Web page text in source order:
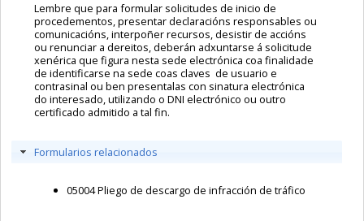
Lembre que para formular solicitudes de inicio de
procedementos, presentar declaracións responsables ou
comunicacións, interpoñer recursos, desistir de accións
ou renunciar a dereitos, deberán adxuntarse á solicitude
xenérica que figura nesta sede electrónica coa finalidade
de identificarse na sede coas claves de usuario e
contrasinal ou ben presentalas con sinatura electrónica
do interesado, utilizando o DNI electrónico ou outro
certificado admitido a tal fin.
Formularios relacionados
05004 Pliego de descargo de infracción de tráfico